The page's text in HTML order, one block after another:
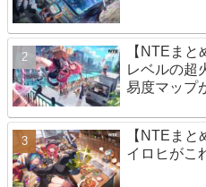
【NTEま
レベルの超
易度マップ
【NTEま
イロヒがこ